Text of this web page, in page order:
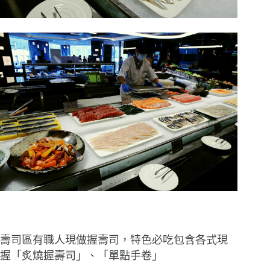
壽司區有職人現做握壽司，特色必吃包含各式現
握「炙燒握壽司」、「單點手卷」